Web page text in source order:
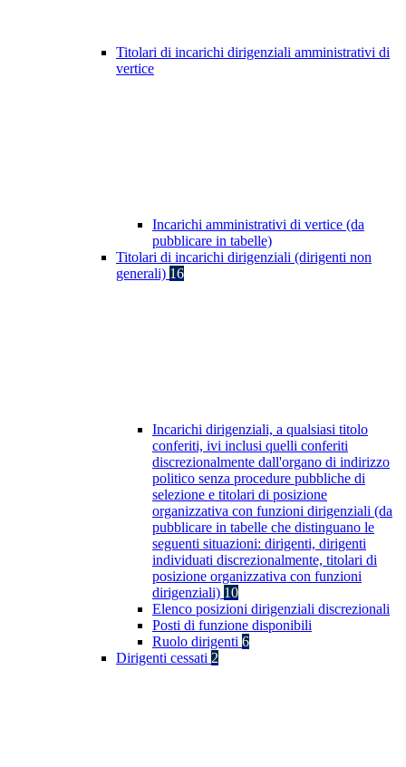
Titolari di incarichi dirigenziali amministrativi di
vertice
Incarichi amministrativi di vertice (da
pubblicare in tabelle)
Titolari di incarichi dirigenziali (dirigenti non
generali) 16
Incarichi dirigenziali, a qualsiasi titolo
conferiti, ivi inclusi quelli conferiti
discrezionalmente dall'organo di indirizzo
politico senza procedure pubbliche di
selezione e titolari di posizione
organizzativa con funzioni dirigenziali (da
pubblicare in tabelle che distinguano le
seguenti situazioni: dirigenti, dirigenti
individuati discrezionalmente, titolari di
posizione organizzativa con funzioni
dirigenziali) 10
Elenco posizioni dirigenziali discrezionali
Posti di funzione disponibili
Ruolo dirigenti 6
Dirigenti cessati 2